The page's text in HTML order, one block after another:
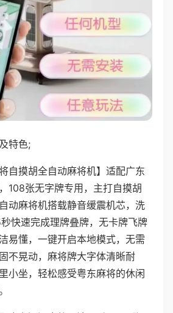
特色;
自摸胡全自动麻将机】适配广东
108张无字牌专用，主打自摸胡
动麻将机搭载静音缓震机芯，洗
快速完成理牌叠牌，无卡牌飞牌
易懂，一键开启本地模式，无需
不晃动，麻将牌大字体清晰耐
小坐，轻松感受粤东麻将的休闲